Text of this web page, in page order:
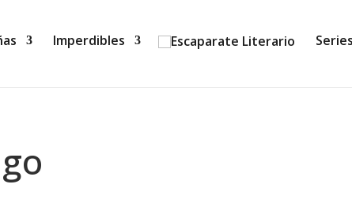
Imperdibles Series